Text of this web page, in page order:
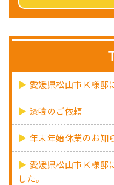
愛媛県松山市Ｋ様邸
漆喰のご依頼
年末年始休業のお知
愛媛県松山市Ｋ様邸
した。